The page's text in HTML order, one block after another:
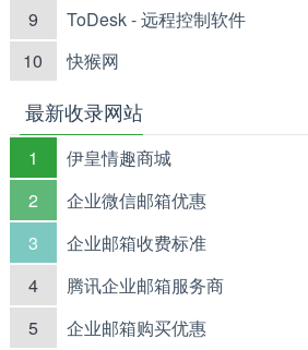
9
ToDesk - 远程控制软件
10
快猴网
最新收录网站
1
伊皇情趣商城
2
企业微信邮箱优惠
3
企业邮箱收费标准
4
腾讯企业邮箱服务商
5
企业邮箱购买优惠